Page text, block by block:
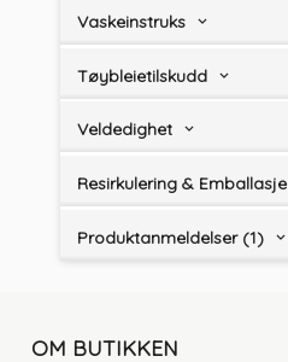
Vaskeinstruks
Tøybleietilskudd
Veldedighet
Resirkulering & Emballasje
Produktanmeldelser (1)
OM BUTIKKEN